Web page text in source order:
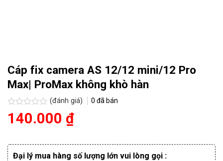
Cáp fix camera AS 12/12 mini/12 Pro
Max| ProMax không khò hàn
Được
xếp
5
sao
(đánh giá) 0 đã bán
140.000 ₫
Đại lý mua hàng số lượng lớn vui lòng gọi :